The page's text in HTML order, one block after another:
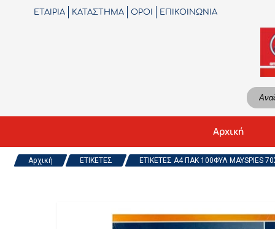
ΕΤΑΙΡΙΑ ΚΑΤΑΣΤΗΜΑ ΟΡΟΙ ΕΠΙΚΟΙΝΩΝΙΑ
Αρχική
Αρχική ΕΤΙΚΕΤΕΣ ΕΤΙΚΕΤΕΣ Α4 ΠΑΚ 100ΦΥΛ MAYSPIES